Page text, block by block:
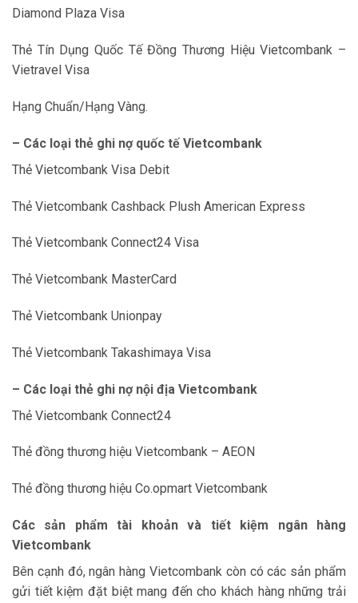
Diamond Plaza Visa
Thẻ Tín Dụng Quốc Tế Đồng Thương Hiệu Vietcombank –
Vietravel Visa
Hạng Chuẩn/Hạng Vàng.
– Các loại thẻ ghi nợ quốc tế Vietcombank
Thẻ Vietcombank Visa Debit
Thẻ Vietcombank Cashback Plush American Express
Thẻ Vietcombank Connect24 Visa
Thẻ Vietcombank MasterCard
Thẻ Vietcombank Unionpay
Thẻ Vietcombank Takashimaya Visa
– Các loại thẻ ghi nợ nội địa Vietcombank
Thẻ Vietcombank Connect24
Thẻ đồng thương hiệu Vietcombank – AEON
Thẻ đồng thương hiệu Co.opmart Vietcombank
Các sản phẩm tài khoản và tiết kiệm ngân hàng
Vietcombank
Bên cạnh đó, ngân hàng Vietcombank còn có các sản phẩm
gửi tiết kiệm đặt biệt mang đến cho khách hàng những trải